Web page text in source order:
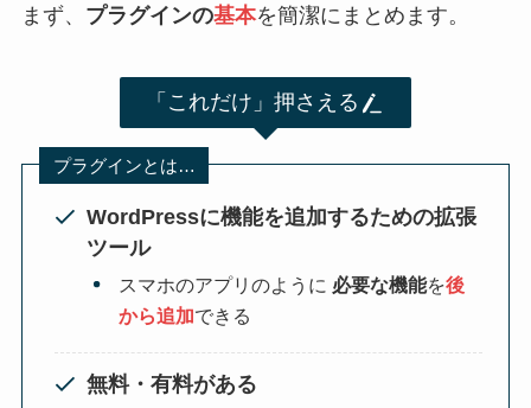
まず、 プラグインの基本を簡潔にまとめます。
「これだけ」押さえる
プラグインとは…
WordPressに機能を追加するための拡張
ツール
スマホのアプリのように 必要な機能を後
から追加できる
無料・有料がある